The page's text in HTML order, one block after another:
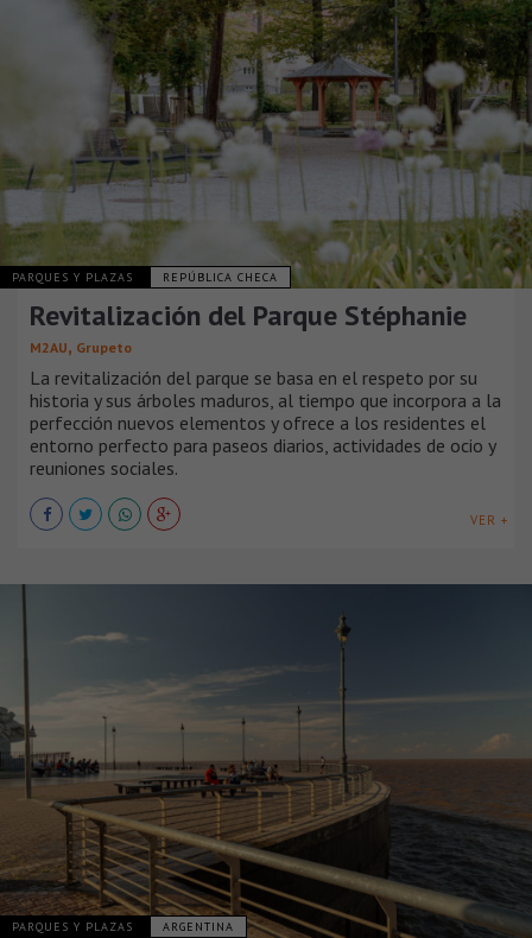
PARQUES Y PLAZAS REPÚBLICA CHECA
Revitalización del Parque Stéphanie
M2AU, Grupeto
La revitalización del parque se basa en el respeto por su
historia y sus árboles maduros, al tiempo que incorpora a la
perfección nuevos elementos y ofrece a los residentes el
entorno perfecto para paseos diarios, actividades de ocio y
reuniones sociales.
VER +
PARQUES Y PLAZAS ARGENTINA